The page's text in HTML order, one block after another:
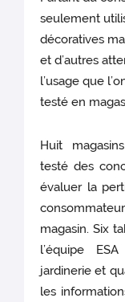
seulement
décoratives
et d’autres
l’usage que
testé en
Huit
testé des
évaluer la
magasin. Six
l’équipe
jardinerie et
les